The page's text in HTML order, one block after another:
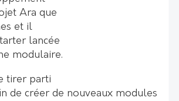
Ara que
et il
lancée
modulaire.
tirer parti
de créer de nouveaux modules